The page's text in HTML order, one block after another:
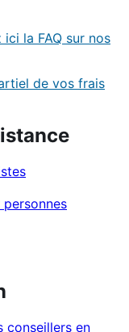
la FAQ sur nos
de vos frais
conseillers en